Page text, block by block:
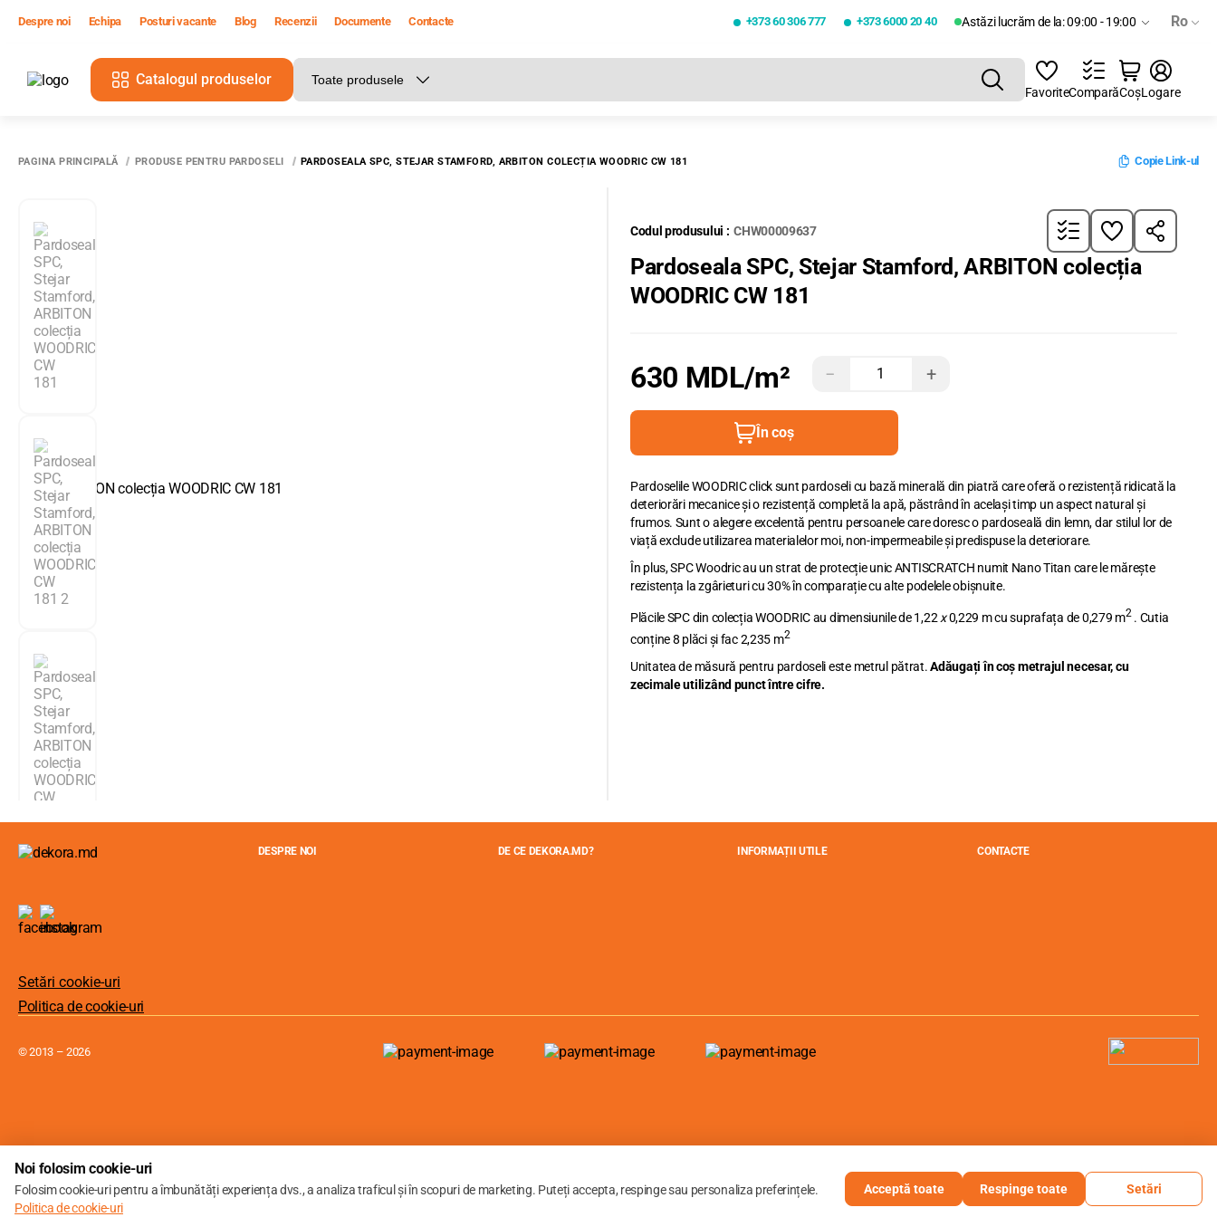
Despre noi Echipa Posturi vacante Blog Recenzii Documente Contacte +373 60 306 777 +373 6000 20 40 Astăzi lucrăm de la: 09:00 - 19:00 Ro
Catalogul produselor
FavoriteComparăCoșLogare
PAGINA PRINCIPALĂ PRODUSE PENTRU PARDOSELI PARDOSEALA SPC, STEJAR STAMFORD, ARBITON COLECȚIA WOODRIC CW 181 Copie Link-ul
Codul produsului : CHW00009637
Pardoseala SPC, Stejar Stamford, ARBITON colecția
WOODRIC CW 181
630 MDL/m² − +
În coș
Pardoselile WOODRIC click sunt pardoseli cu bază minerală din piatră care oferă o rezistență ridicată la
deteriorări mecanice și o rezistență completă la apă, păstrând în același timp un aspect natural și
frumos. Sunt o alegere excelentă pentru persoanele care doresc o pardoseală din lemn, dar stilul lor de
viață exclude utilizarea materialelor moi, non-impermeabile și predispuse la deteriorare.
În plus, SPC Woodric au un strat de protecție unic ANTISCRATCH numit Nano Titan care le mărește
rezistența la zgârieturi cu 30% în comparație cu alte podelele obișnuite.
Plăcile SPC din colecția WOODRIC au dimensiunile de 1,22 x0,229 m cu suprafața de 0,279 m2
. Cutia
conține 8 plăci și fac 2,235 m2
Unitatea de măsură pentru pardoseli este metrul pătrat.Adăugațiîn coșmetrajul necesar, cu
zecimale utilizând punctîntre cifre.
DESPRE NOI DE CE DEKORA.MD? INFORMAȚII UTILE CONTACTE
Setări cookie-uri
Politica de cookie-uri
© 2013 – 2026
Noi folosim cookie-uri
Folosim cookie-uri pentru a îmbunătăți experiența dvs., a analiza traficul și în scopuri de marketing. Puteți accepta, respinge sau personaliza preferințele.
Politica de cookie-uri
Acceptă toate Respinge toate Setări